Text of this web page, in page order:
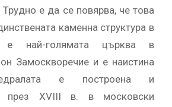
Трудно е да се повярва, че това
каменна структура в
е най-голямата църква в
Замоскворечие и е наистина
е построена и
през XVIII в. в московски